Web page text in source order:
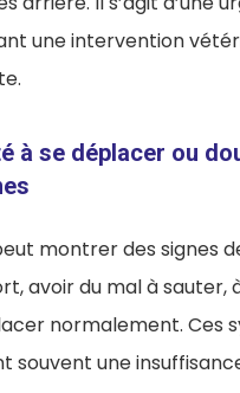
une intervention
à se déplacer ou
montrer des signes
avoir du mal à sauter,
normalement. Ces
souvent une